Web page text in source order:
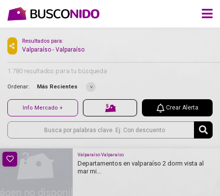
Resultados para:
Valparaíso - Valparaíso
1.780 resultados para tu búsqueda
Ordenar: Más Recientes
Info Mercado + Crear Alerta
Valparaíso Valparaíso
Departamentos en valparaíso 2 dorm vista al
mar mi...